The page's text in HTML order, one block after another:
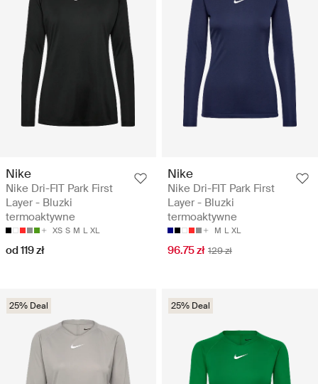
Nike
Nike Dri-FIT Park First
Layer - Bluzki
termoaktywne
XS S M L XL
od 119 zł
Nike
Nike Dri-FIT Park First
Layer - Bluzki
termoaktywne
M L XL
96.75 zł 129 zł
25% Deal 25% Deal